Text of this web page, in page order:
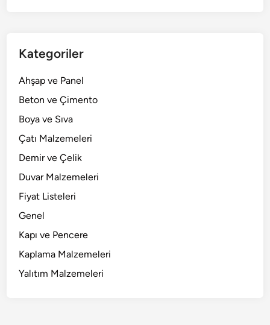
Kategoriler
Ahşap ve Panel
Beton ve Çimento
Boya ve Sıva
Çatı Malzemeleri
Demir ve Çelik
Duvar Malzemeleri
Fiyat Listeleri
Genel
Kapı ve Pencere
Kaplama Malzemeleri
Yalıtım Malzemeleri